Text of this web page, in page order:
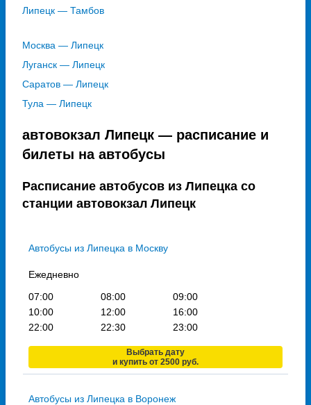
Липецк — Тамбов
Москва — Липецк
Луганск — Липецк
Саратов — Липецк
Тула — Липецк
автовокзал Липецк — расписание и
билеты на автобусы
Расписание автобусов из Липецка со
станции автовокзал Липецк
Автобусы из Липецка в Москву
Ежедневно
07:00
08:00
09:00
10:00
12:00
16:00
22:00
22:30 23:00
Выбрать дату
и купить от 2500 руб.
Автобусы из Липецка в Воронеж